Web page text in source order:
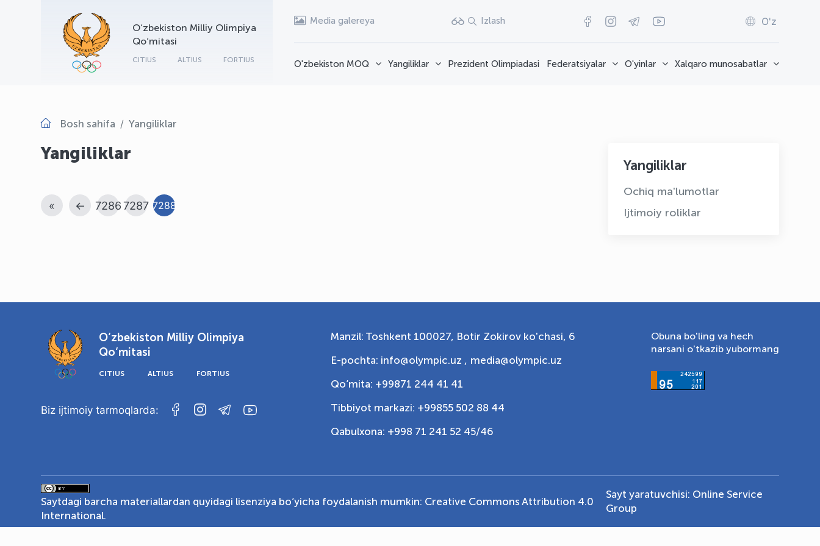
O‘zbekiston Milliy Olimpiya
Qo‘mitasi
CITIUS ALTIUS FORTIUS
Media galereya Izlash O'z
O'zbekiston MOQ Yangiliklar Prezident Olimpiadasi Federatsiyalar O'yinlar Xalqaro munosabatlar
Bosh sahifa Yangiliklar
Yangiliklar
« ← 72867287 7288
Yangiliklar
Ochiq ma'lumotlar
Ijtimoiy roliklar
O‘zbekiston Milliy Olimpiya
Qo‘mitasi
CITIUS ALTIUS FORTIUS
Biz ijtimoiy tarmoqlarda:
Manzil: Toshkent 100027, Botir Zokirov ko'chasi, 6
E-pochta: info@olympic.uz , media@olympic.uz
Qo‘mita: +99871 244 41 41
Tibbiyot markazi: +99855 502 88 44
Qabulxona: +998 71 241 52 45/46
Obuna bo'ling va hech
narsani o'tkazib yubormang
Saytdagi barcha materiallardan quyidagi lisenziya bo‘yicha foydalanish mumkin: Creative Commons Attribution 4.0
International.
Sayt yaratuvchisi: Online Service
Group
OLYMPCHIK AI - yordamchi